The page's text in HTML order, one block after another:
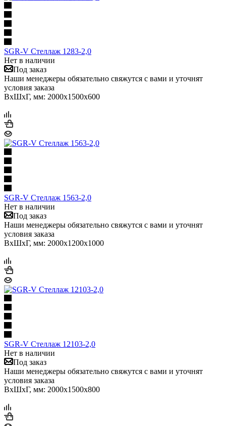
SGR-V Стеллаж 1283-2,0
Нет в наличии
Под заказ
Наши менеджеры обязательно свяжутся с вами и уточнят
условия заказа
ВхШхГ, мм: 2000x1500x600
SGR-V Стеллаж 1563-2,0
Нет в наличии
Под заказ
Наши менеджеры обязательно свяжутся с вами и уточнят
условия заказа
ВхШхГ, мм: 2000x1200x1000
SGR-V Стеллаж 12103-2,0
Нет в наличии
Под заказ
Наши менеджеры обязательно свяжутся с вами и уточнят
условия заказа
ВхШхГ, мм: 2000x1500x800